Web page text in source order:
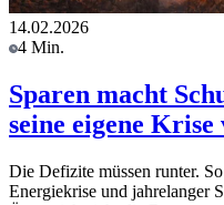
14.02.2026
4 Min.
Sparen macht
seine eigene
Die Defizite müssen runter.
Energiekrise und jahrelanger